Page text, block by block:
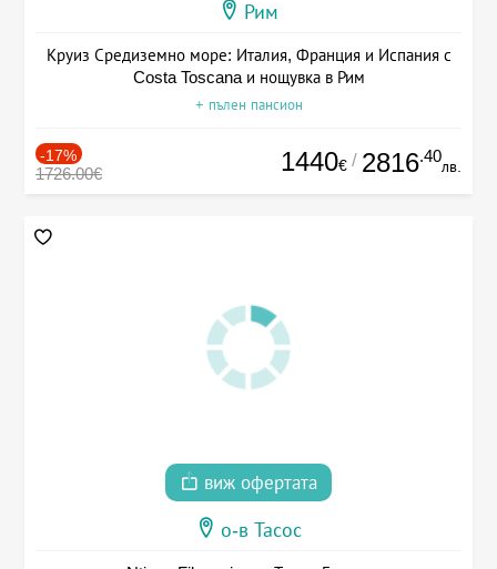
Рим
Круиз Средиземно море: Италия, Франция и Испания с
Costa Toscana и нощувка в Рим
+ пълен пансион
-17%
1726.00€ 1440€ / 2816.40
лв.
виж офертата
о-в Тасос